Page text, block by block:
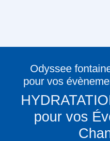
Odyssee
pour vos
HYDRATATION
vos
Installation